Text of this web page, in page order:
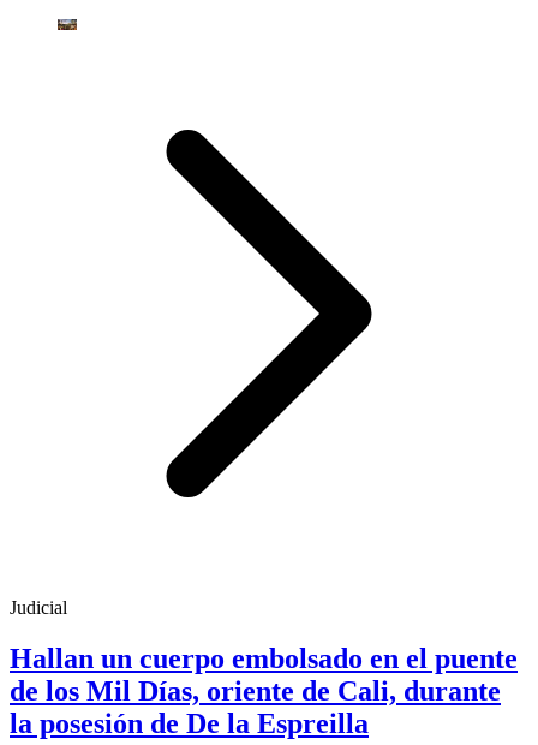
Judicial
Hallan un cuerpo embolsado en el puente
de los Mil Días, oriente de Cali, durante
la posesión de De la Espreilla